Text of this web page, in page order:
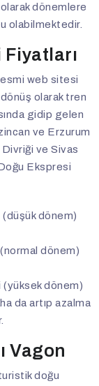
dönemlere
olabilmektedir.
web sitesi
olarak tren
gidip gelen
ve Erzurum
ve Sivas
Ekspresi
dönem)
dönem)
(yüksek dönem)
da artıp azalma
Vagon
doğu